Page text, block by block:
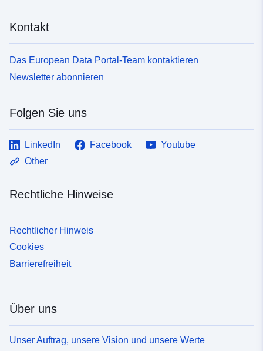
Kontakt
Das European Data Portal-Team kontaktieren
Newsletter abonnieren
Folgen Sie uns
LinkedIn Facebook
Youtube
Other
Rechtliche Hinweise
Rechtlicher Hinweis
Cookies
Barrierefreiheit
Über uns
Unser Auftrag, unsere Vision und unsere Werte